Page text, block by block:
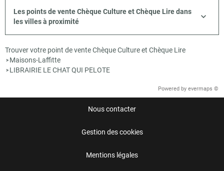
Les points de vente Chèque Culture et Chèque Lire dans
les villes à proximité
Trouver votre point de vente Chèque Culture et Chèque Lire
> Maisons-Laffitte
> LIBRAIRIE LE CHAT QUI PELOTE
Powered by evermaps ©
Nous contacter
Gestion des cookies
Mentions légales